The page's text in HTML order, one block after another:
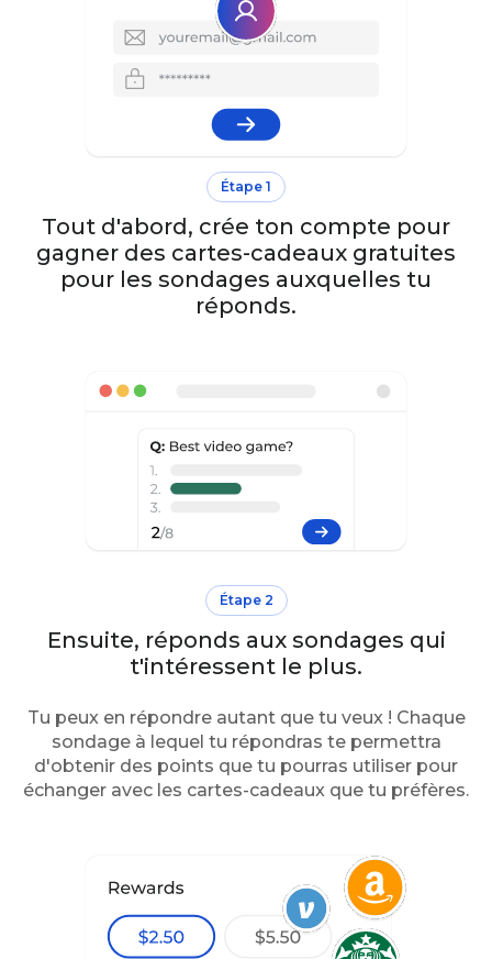
Étape 1
Tout d'abord, crée ton compte pour
gagner des cartes-cadeaux gratuites
pour les sondages auxquelles tu
réponds.
Étape 2
Ensuite, réponds aux sondages qui
t'intéressent le plus.
Tu peux en répondre autant que tu veux ! Chaque
sondage à lequel tu répondras te permettra
d'obtenir des points que tu pourras utiliser pour
échanger avec les cartes-cadeaux que tu préfères.